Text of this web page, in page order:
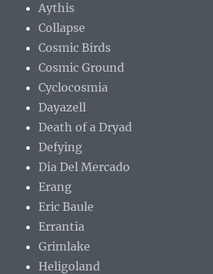
Aythis
Collapse
Cosmic Birds
Cosmic Ground
Cyclocosmia
Dayazell
Death of a Dryad
Defying
Dia Del Mercado
Erang
Eric Baule
Errantia
Grimlake
Heligoland